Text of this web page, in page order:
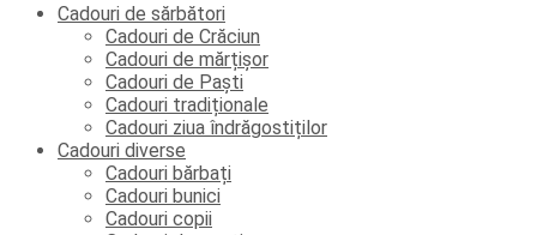
Cadouri de sărbători
Cadouri de Crăciun
Cadouri de mărțișor
Cadouri de Paști
Cadouri tradiționale
Cadouri ziua îndrăgostiților
Cadouri diverse
Cadouri bărbați
Cadouri bunici
Cadouri copii